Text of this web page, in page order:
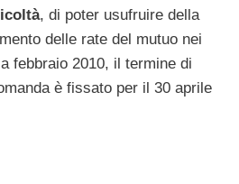
, di poter usufruire della
delle rate del mutuo nei
febbraio 2010, il termine di
è fissato per il 30 aprile